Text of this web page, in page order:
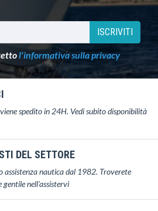
ISCRIVITI
l'informativa sulla privacy
spedito in 24H. Vedi subito disponibilità
DEL SETTORE
assistenza nautica dal 1982. Troverete
gentile nell'assistervi